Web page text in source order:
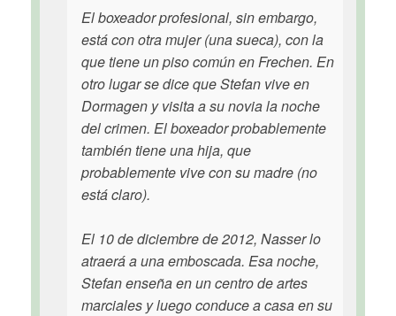
El boxeador profesional, sin embargo,
está con otra mujer (una sueca), con la
que tiene un piso común en Frechen. En
otro lugar se dice que Stefan vive en
Dormagen y visita a su novia la noche
del crimen. El boxeador probablemente
también tiene una hija, que
probablemente vive con su madre (no
está claro).
El 10 de diciembre de 2012, Nasser lo
atraerá a una emboscada. Esa noche,
Stefan enseña en un centro de artes
marciales y luego conduce a casa en su